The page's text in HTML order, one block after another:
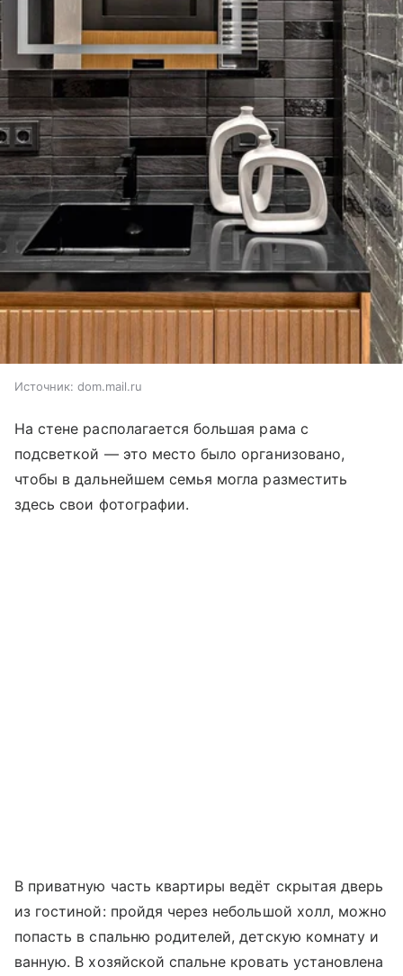
Источник: dom.mail.ru
На стене располагается большая рама с
подсветкой — это место было организовано,
чтобы в дальнейшем семья могла разместить
здесь свои фотографии.
В приватную часть квартиры ведёт скрытая дверь
из гостиной: пройдя через небольшой холл, можно
попасть в спальню родителей, детскую комнату и
ванную. В хозяйской спальне кровать установлена